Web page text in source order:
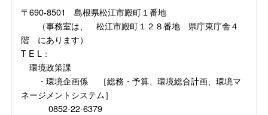
〒690-8501 島根県松江市殿町１番地
（事務室は、 松江市殿町１２８番地 県庁東庁舎４
階 にあります）
T E L：
環境政策課
・環境企画係 ［総務・予算、環境総合計画、環境マ
ネージメントシステム］
0852-22-6379